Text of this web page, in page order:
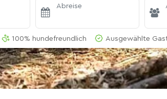
Abreise
100% hundefreundlich Ausgewählte